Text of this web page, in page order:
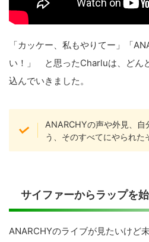
「カッケー、私もやりてー」「
い！」 と思ったCharluは、どん
込んでいきました。
ANARCHYの声や外見、自
う、そのすべてにやられた
サイファーからラップを
ANARCHYのライブが見たいけど